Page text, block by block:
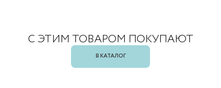
С ЭТИМ ТОВАРОМ ПОКУПАЮТ
В КАТАЛОГ